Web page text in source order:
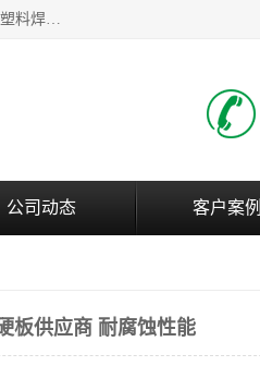
主要产品：PVC硬板、PVC萃取板、PVC 彩板、PVC软板、PP板材、阻燃pp板、PE板材以及各种塑料焊条，并承接各种塑料焊接工程，其产品广泛应用于环保设备、化工、石油、电镀、电子、建筑、食品、医药等多种行业，产品销售己覆盖全国多个省、市(直辖市)及自治区，并己经远销国外。
公司动态 客户案例
板供应商 耐腐蚀性能